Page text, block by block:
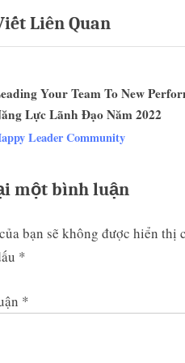
Liên Quan
Your Team To New
Lực Lãnh Đạo Năm 2022
Leader Community
một bình luận
bạn sẽ không được hiển thị
*
*